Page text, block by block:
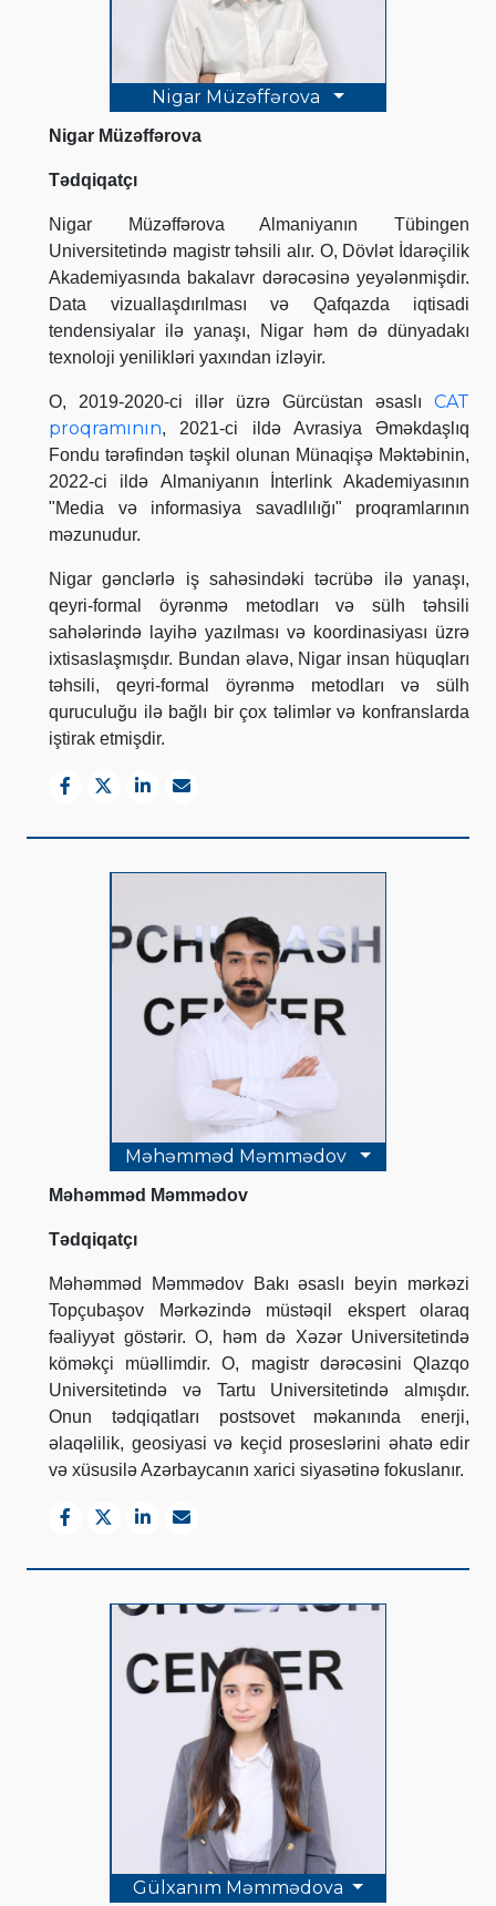
Nigar Müzəffərova
Nigar Müzəffərova
Tədqiqatçı
Nigar Müzəffərova Almaniyanın Tübingen
Universitetində magistr təhsili alır. O, Dövlət İdarəçilik
Akademiyasında bakalavr dərəcəsinə yeyələnmişdir.
Data vizuallaşdırılması və Qafqazda iqtisadi
tendensiyalar ilə yanaşı, Nigar həm də dünyadakı
texnoloji yenilikləri yaxından izləyir.
O, 2019-2020-ci illər üzrə Gürcüstan əsaslı CAT
proqramının, 2021-ci ildə Avrasiya Əməkdaşlıq
Fondu tərəfindən təşkil olunan Münaqişə Məktəbinin,
2022-ci ildə Almaniyanın İnterlink Akademiyasının
"Media və informasiya savadlılığı" proqramlarının
məzunudur.
Nigar gənclərlə iş sahəsindəki təcrübə ilə yanaşı,
qeyri-formal öyrənmə metodları və sülh təhsili
sahələrində layihə yazılması və koordinasiyası üzrə
ixtisaslaşmışdır. Bundan əlavə, Nigar insan hüquqları
təhsili, qeyri-formal öyrənmə metodları və sülh
quruculuğu ilə bağlı bir çox təlimlər və konfranslarda
iştirak etmişdir.
Məhəmməd Məmmədov
Məhəmməd Məmmədov
Tədqiqatçı
Məhəmməd Məmmədov Bakı əsaslı beyin mərkəzi
Topçubaşov Mərkəzində müstəqil ekspert olaraq
fəaliyyət göstərir. O, həm də Xəzər Universitetində
köməkçi müəllimdir. O, magistr dərəcəsini Qlazqo
Universitetində və Tartu Universitetində almışdır.
Onun tədqiqatları postsovet məkanında enerji,
əlaqəlilik, geosiyasi və keçid proseslərini əhatə edir
və xüsusilə Azərbaycanın xarici siyasətinə fokuslanır.
Gülxanım Məmmədova